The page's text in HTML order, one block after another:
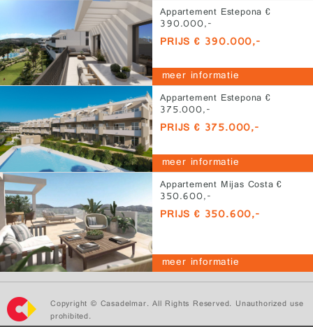
Appartement Estepona €
390.000,-
PRIJS € 390.000,-
meer informatie
Appartement Estepona €
375.000,-
PRIJS € 375.000,-
meer informatie
Appartement Mijas Costa €
350.600,-
PRIJS € 350.600,-
meer informatie
Copyright © Casadelmar. All Rights Reserved. Unauthorized use
prohibited.